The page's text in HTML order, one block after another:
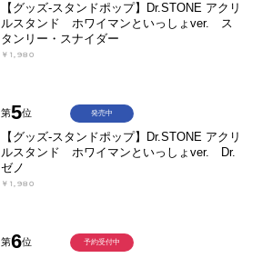
【グッズ-スタンドポップ】Dr.STONE アクリ
ルスタンド ホワイマンといっしょver. ス
タンリー・スナイダー
￥1,980
第5位
【グッズ-スタンドポップ】Dr.STONE アクリ
ルスタンド ホワイマンといっしょver. Dr.
ゼノ
￥1,980
発売中
第6位 予約受付中